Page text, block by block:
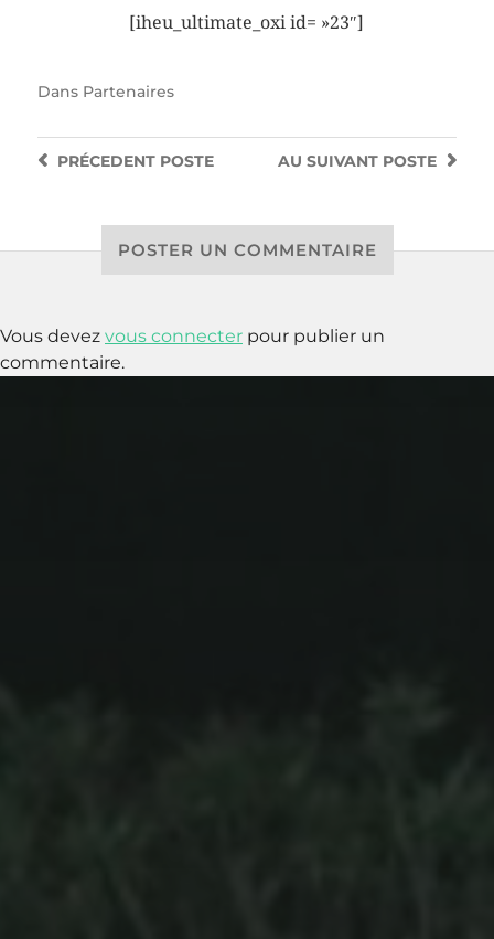
[iheu_ultimate_oxi id= »23″]
Dans Partenaires
AU SUIVANT POSTE
PRÉCEDENTPOSTE
POSTER UN COMMENTAIRE
Vous devez vous connecter pour publier un
commentaire.